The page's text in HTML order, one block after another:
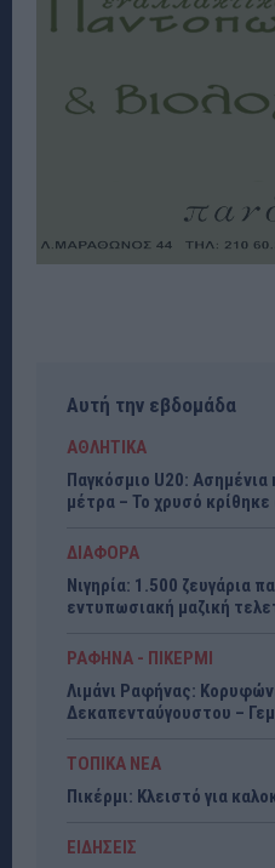
Αυτή την εβδομάδα
ΑΘΛΗΤΙΚΑ
Παγκόσμιο U20: Ασημένια
μέτρα – Το χρυσό
ΔΙΑΦΟΡΑ
Νιγηρία: 1.500 ζευγάρια
εντυπωσιακή μαζική
ΡΑΦΗΝΑ - ΠΙΚΕΡΜΙ
Λιμάνι Ραφήνας:
Δεκαπενταύγουστου –
ΤΟΠΙΚΑ ΝΕΑ
Πικέρμι: Κλειστό για
ΕΙΔΗΣΕΙΣ